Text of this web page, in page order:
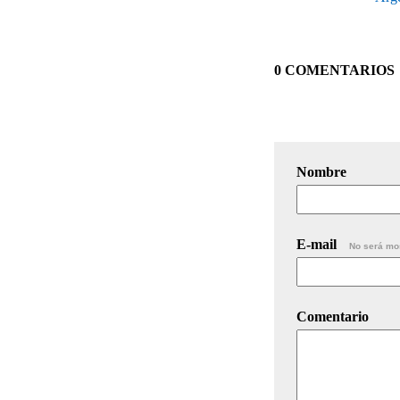
0 COMENTARIOS
Nombre
E-mail No será
Comentario